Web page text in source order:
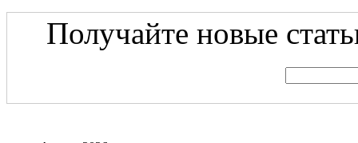
Получайте новые